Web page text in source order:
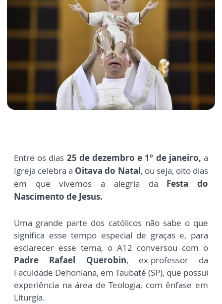
Entre os dias 25 de dezembro e 1º de janeiro, a
Igreja celebra a Oitava do Natal, ou seja, oito dias
em que vivemos a alegria da Festa do
Nascimento de Jesus.
Uma grande parte dos católicos não sabe o que
significa esse tempo especial de graças e, para
esclarecer esse tema, o A12 conversou com o
Padre Rafael Querobin, ex-professor da
Faculdade Dehoniana, em Taubaté (SP), que possui
experiência na área de Teologia, com ênfase em
Liturgia.